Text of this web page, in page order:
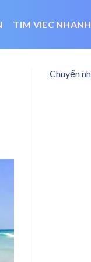
TIM VIEC NHANH
Chuyển